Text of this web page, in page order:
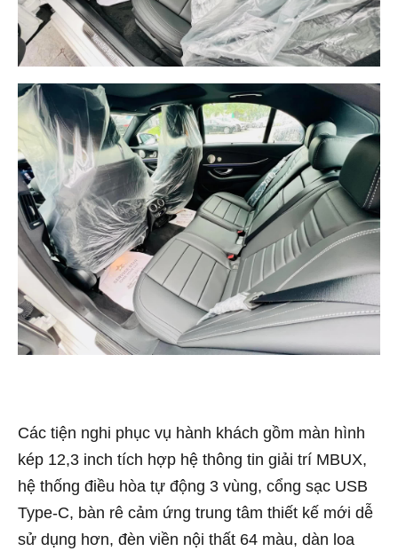
Các tiện nghi phục vụ hành khách gồm màn hình
kép 12,3 inch tích hợp hệ thông tin giải trí MBUX,
hệ thống điều hòa tự động 3 vùng, cổng sạc USB
Type-C, bàn rê cảm ứng trung tâm thiết kế mới dễ
sử dụng hơn, đèn viền nội thất 64 màu, dàn loa